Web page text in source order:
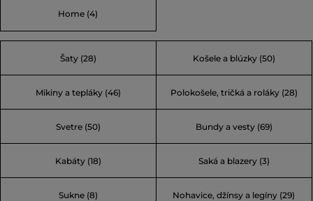
Home (4)
Šaty (28) Košele a blúzky (50)
Mikiny a tepláky (46) Polokošele, tričká a roláky (28)
Svetre (50) Bundy a vesty (69)
Kabáty (18) Saká a blazery (3)
Sukne (8) Nohavice, džínsy a legíny (29)